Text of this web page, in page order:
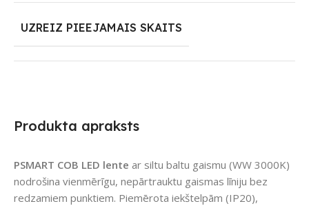
Produkta apraksts
PSMART COB LED lente ar siltu baltu gaismu (WW 3000K)
nodrošina vienmērīgu, nepārtrauktu gaismas līniju bez
redzamiem punktiem. Piemērota iekštelpām (IP20),
UZREIZ PIEEJAMAIS SKAITS